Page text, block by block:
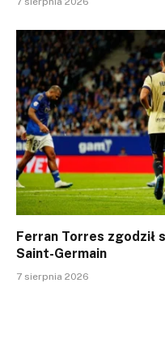
Ferran Torres zgodził
Saint-Germain
7 sierpnia 2026